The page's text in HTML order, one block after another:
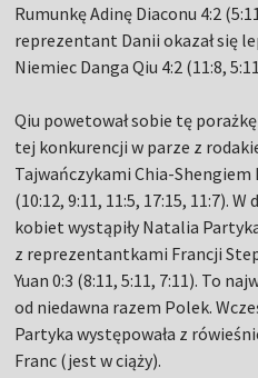
Rumunkę Adinę Diaconu 4:2
reprezentant Danii okazał się
Niemiec Danga Qiu 4:2 (11:8,
Qiu powetował sobie tę
tej konkurencji w parze z
Tajwańczykami Chia-Shengiem
(10:12, 9:11, 11:5, 17:15, 11:7).
kobiet wystąpiły Natalia
z reprezentantkami Francji
Yuan 0:3 (8:11, 5:11, 7:11). To
od niedawna razem Polek.
Partyka występowała z
Franc (jest w ciąży).